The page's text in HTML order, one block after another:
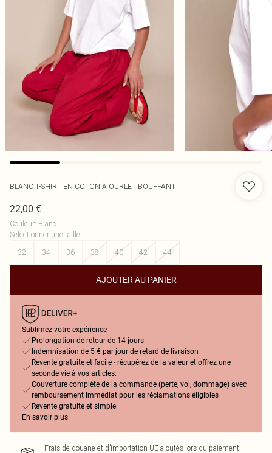
BLANC T-SHIRT EN COTON À OURLET BOUFFANT
22,00 €
Couleur: Blanc
Sélectionner une taille:
32
34 36 38 40 42 44
AJOUTER AU PANIER
Sublimez votre expérience
Prolongation de retour de 14 jours
Indemnisation de 5 € par jour de retard de livraison
Revente gratuite et facile - récupérez de la valeur et offrez une
seconde vie à vos articles.
Couverture complète de la commande (perte, vol, dommage) avec
remboursement immédiat pour les réclamations éligibles
Revente gratuite et simple
En savoir plus
Frais de douane et d’importation UE ajoutés lors du paiement.